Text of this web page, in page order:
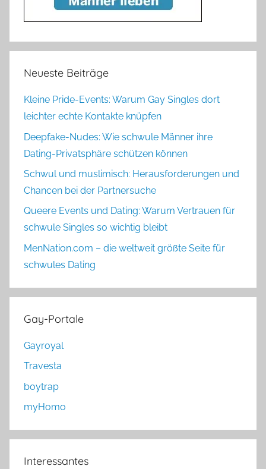
Neueste Beiträge
Kleine Pride-Events: Warum Gay Singles dort
leichter echte Kontakte knüpfen
Deepfake-Nudes: Wie schwule Männer ihre
Dating-Privatsphäre schützen können
Schwul und muslimisch: Herausforderungen und
Chancen bei der Partnersuche
Queere Events und Dating: Warum Vertrauen für
schwule Singles so wichtig bleibt
MenNation.com – die weltweit größte Seite für
schwules Dating
Gay-Portale
Gayroyal
Travesta
boytrap
myHomo
Interessantes